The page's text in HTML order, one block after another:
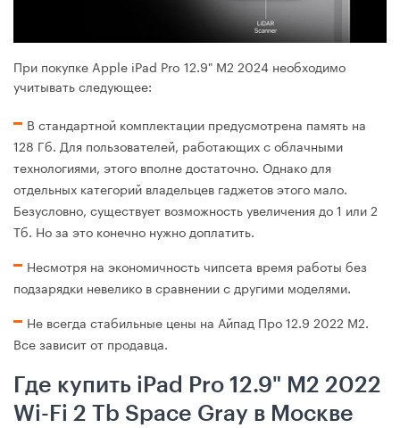
При покупке Apple iPad Pro 12.9" M2 2024 необходимо
учитывать следующее:
В стандартной комплектации предусмотрена память на
128 Гб. Для пользователей, работающих с облачными
технологиями, этого вполне достаточно. Однако для
отдельных категорий владельцев гаджетов этого мало.
Безусловно, существует возможность увеличения до 1 или 2
Тб. Но за это конечно нужно доплатить.
Несмотря на экономичность чипсета время работы без
подзарядки невелико в сравнении с другими моделями.
Не всегда стабильные цены на Айпад Про 12.9 2022 М2.
Все зависит от продавца.
Где купить iPad Pro 12.9" M2 2022
Wi-Fi 2 Tb Space Gray в Москве